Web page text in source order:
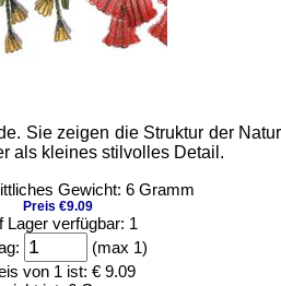
Sie zeigen die Struktur der
als kleines stilvolles Detail.
Gewicht: 6 Gramm
Preis €9.09
Lager verfügbar: 1
(max 1)
von 1 ist: € 9.09